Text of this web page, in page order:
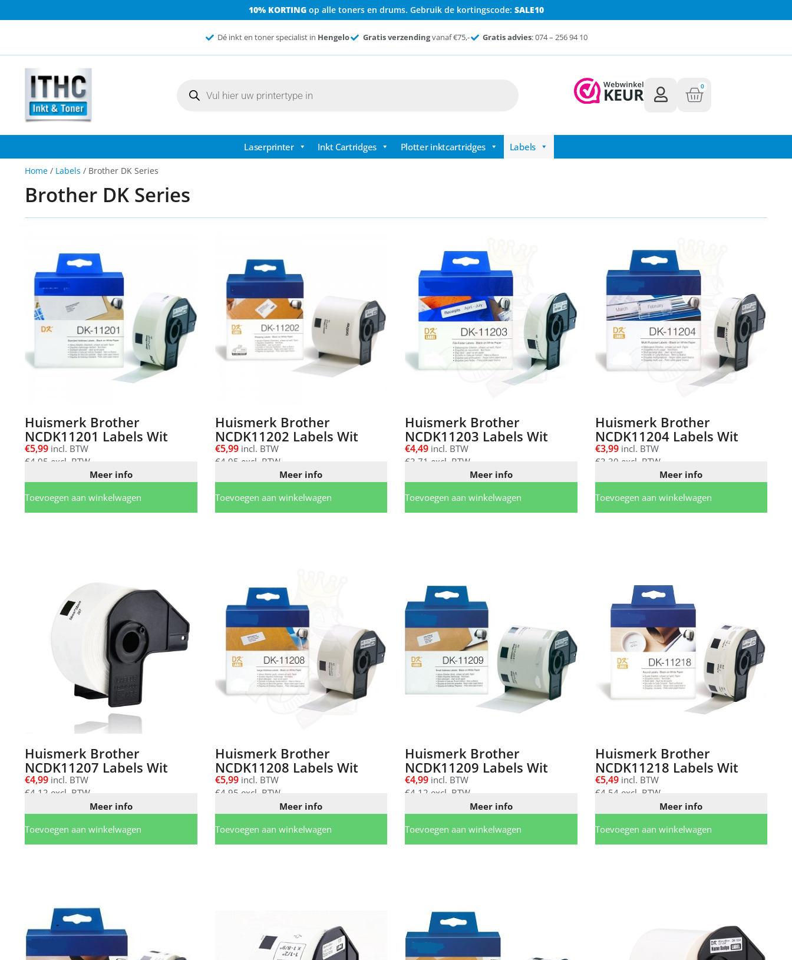
10% KORTINGop alle toners en drums. Gebruik de kortingscode: SALE10
Dé inkt en toner specialist in Hengelo Gratis verzendingvanaf €75,- Gratis advies: 074 – 256 94 10
0
Laserprinter Inkt Cartridges Plotter inktcartridges Labels
Home / Labels / Brother DK Series
Brother DK Series
Huismerk Brother
NCDK11201 Labels Wit
€5,99 incl. BTW
€4,95 excl. BTW
Meer info
Toevoegen aan winkelwagen
Huismerk Brother
NCDK11202 Labels Wit
€5,99incl. BTW
€4,95 excl. BTW
Meer info
Toevoegen aan winkelwagen
Huismerk Brother
NCDK11203 Labels Wit
€4,49 incl. BTW
€3,71 excl. BTW
Meer info
Toevoegen aan winkelwagen
Huismerk Brother
NCDK11204 Labels Wit
€3,99incl. BTW
€3,30 excl. BTW
Meer info
Toevoegen aan winkelwagen
Huismerk Brother
NCDK11207 Labels Wit
€4,99 incl. BTW
€4,12 excl. BTW
Meer info
Toevoegen aan winkelwagen
Huismerk Brother
NCDK11208 Labels Wit
€5,99incl. BTW
€4,95 excl. BTW
Meer info
Toevoegen aan winkelwagen
Huismerk Brother
NCDK11209 Labels Wit
€4,99 incl. BTW
€4,12 excl. BTW
Meer info
Toevoegen aan winkelwagen
Huismerk Brother
NCDK11218 Labels Wit
€5,49incl. BTW
€4,54 excl. BTW
Meer info
Toevoegen aan winkelwagen